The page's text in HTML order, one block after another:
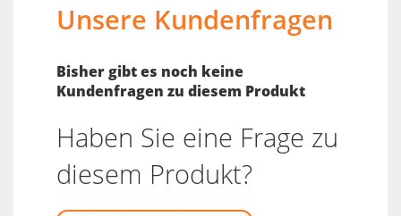
Unsere Kundenfragen
Bisher gibt es noch keine
Kundenfragen zu diesem Produkt
Haben Sie eine Frage zu
diesem Produkt?